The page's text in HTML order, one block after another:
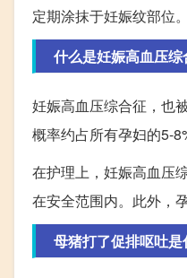
定期涂抹于妊娠纹部位
什么是妊娠高血压综
妊娠高血压综合征，也
概率约占所有孕妇的5-
在护理上，妊娠高血压
在安全范围内。此外，
母猪打了促排呕吐是